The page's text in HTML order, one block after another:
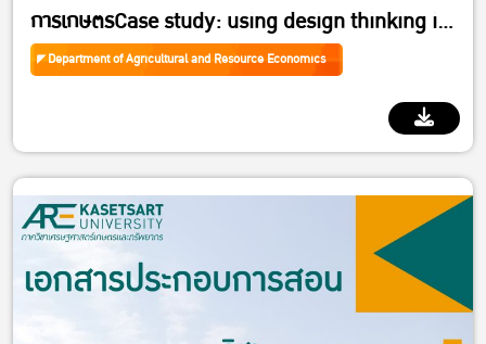
การเกษตรCase study: using design thinking in
agribusiness
Department of Agricultural and Resource Economics